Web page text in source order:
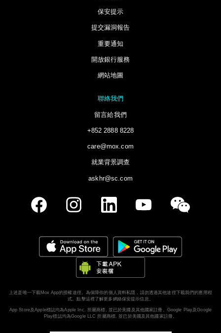
保安提示
提交漏洞報告
重要通知
開放銀行服務
網站地圖
聯絡我們
留言給我們
+852 2888 8228
care@mox.com
就業背景調查
askhr@sc.com
上述是唯一下載Mox App的授權途徑。為保障你的個人資料私隱，請勿透過其他途徑下載我們的應用程
式。點擊這裡了解更多網絡保安提示信息。
App Store及Apple標誌均為Apple Inc. 所屬商標, 並已於美國及其他國家註冊。Google Play及Google
Play標誌均為Google LLC 所屬商標, 並已於美國及其他國家註冊。